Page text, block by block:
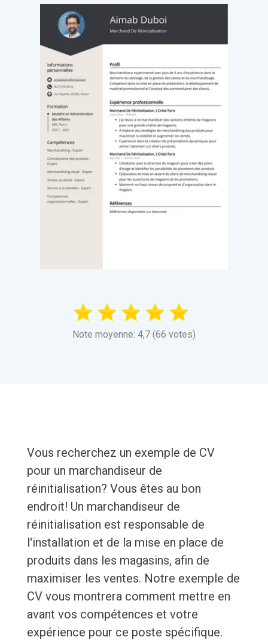
Note moyenne: 4,7 (66 votes)
Vous recherchez un exemple de CV
pour un marchandiseur de
réinitialisation? Vous êtes au bon
endroit! Un marchandiseur de
réinitialisation est responsable de
l'installation et de la mise en place de
produits dans les magasins, afin de
maximiser les ventes. Notre exemple de
CV vous montrera comment mettre en
avant vos compétences et votre
expérience pour ce poste spécifique.